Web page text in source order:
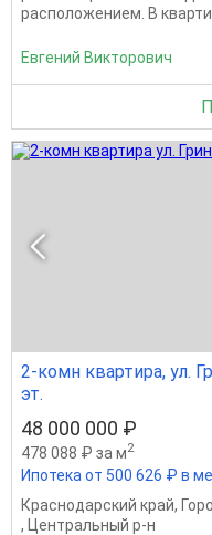
расположением. В
Евгений Викторович
2-комн квартира, ул.
эт.
48 000 000 ₽
478 088 ₽ за м2
Ипотека от 500 626 ₽ в
Краснодарский край,
,
Центральный р-н